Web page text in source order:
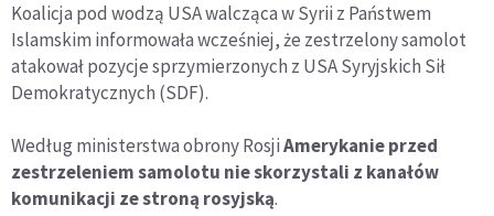
Koalicja pod wodzą USA walcząca w Syrii z Państwem
Islamskim informowała wcześniej, że zestrzelony samolot
atakował pozycje sprzymierzonych z USA Syryjskich Sił
Demokratycznych (SDF).
Według ministerstwa obrony RosjiAmerykanie przed
zestrzeleniem samolotu nie skorzystali z kanałów
komunikacji ze stroną rosyjską.